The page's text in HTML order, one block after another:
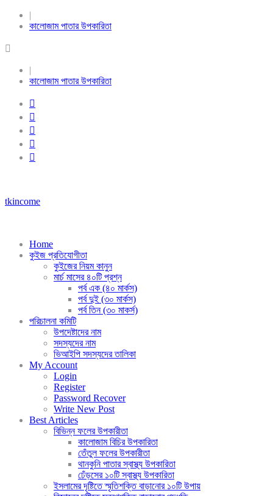
|
কালোজাম পাতার উপকারিতা
|
কালোজাম পাতার উপকারিতা
tkincome
Home
কুইজ প্রতিযোগীতা
কুইজের নিয়ম কানুন
মার্চ মাসের ৪০টি প্রশ্ন
পর্ব এক (৪০ মার্কস)
পর্ব দুই (৩০ মার্কস)
পর্ব তিন (৩০ মাকর্স)
পরিচালনা কমিটি
উপদেষ্টাদের নাম
সদস্যদের নাম
ভিআইপি সদস্যদের তালিকা
My Account
Login
Register
Password Recover
Write New Post
Best Articles
বিভিন্ন ফলের উপকারীতা
কালোজাম বিচির উপকারিতা
তেঁতুল ফলের উপকারীতা
থানকুনি পাতার স্বাস্থ্য উপকারিতা
ঢেঁড়সের ১০টি স্বাস্থ্য উপকারিতা
ইসলামের দৃষ্টিতে স্মৃতিশক্তি বাড়ানোর ১০টি উপায়